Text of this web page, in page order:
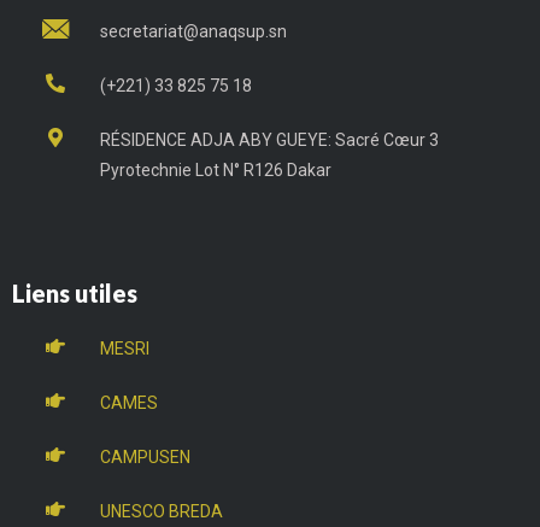
secretariat@anaqsup.sn
(+221) 33 825 75 18
RÉSIDENCE ADJA ABY GUEYE: Sacré Cœur 3
Pyrotechnie Lot N° R126 Dakar
Liens utiles
MESRI
CAMES
CAMPUSEN
UNESCO BREDA